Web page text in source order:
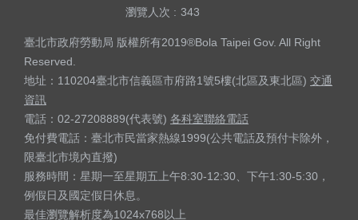
瀏覽人次
343
臺北市政府勞動局 版權所有2019®Bola Taipei Gov. All Right
Reserved.
地址：110204臺北市信義區市府路1號5樓(北區及東北區) 交通
資訊
電話：02-27208889(代表號) 各科室聯絡電話
免付費電話：臺北市民當家熱線1999(公共電話及預付卡除外，
限臺北市境內直撥)
服務時間：星期一至星期五上午8:30-12:30、下午1:30-5:30，
例假日及國定假日休息。
最佳瀏覽解析度為1024x768以上